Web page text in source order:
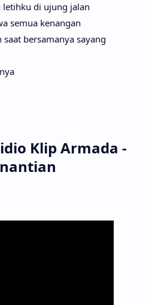
letihku di ujung jalan
semua kenangan
bersamanya sayang
Klip Armada -